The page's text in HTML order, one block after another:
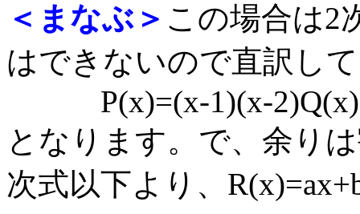
＜まなぶ＞ この場合は2
はできないので直訳し
P(x)=(x-1)(x-
となります。で、余り
次式以下より、